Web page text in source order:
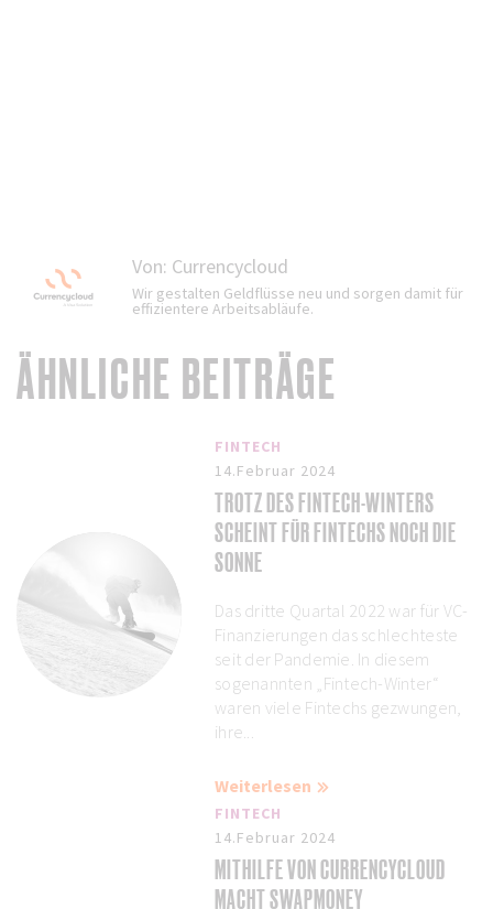
Von: Currencycloud
Wir gestalten Geldflüsse neu und sorgen damit für
effizientere Arbeitsabläufe.
ÄHNLICHE BEITRÄGE
FINTECH
14.Februar 2024
TROTZ DES FINTECH-WINTERS
SCHEINT FÜR FINTECHS NOCH DIE
SONNE
Das dritte Quartal 2022 war für VC-
Finanzierungen das schlechteste
seit der Pandemie. In diesem
sogenannten „Fintech-Winter“
waren viele Fintechs gezwungen,
ihre...
Weiterlesen
FINTECH
14.Februar 2024
MITHILFE VON CURRENCYCLOUD
MACHT SWAPMONEY